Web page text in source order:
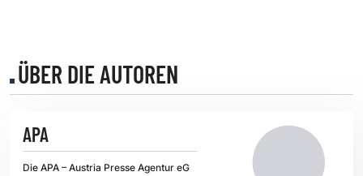
ÜBER DIE AUTOREN
APA
Die APA – Austria Presse Agentur eG